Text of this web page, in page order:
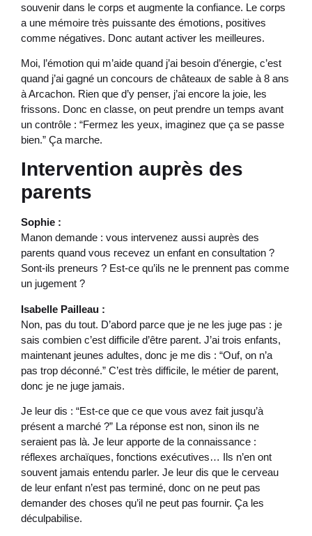
souvenir dans le corps et augmente la confiance. Le corps
a une mémoire très puissante des émotions, positives
comme négatives. Donc autant activer les meilleures.
Moi, l’émotion qui m’aide quand j’ai besoin d’énergie, c’est
quand j’ai gagné un concours de châteaux de sable à 8 ans
à Arcachon. Rien que d’y penser, j’ai encore la joie, les
frissons. Donc en classe, on peut prendre un temps avant
un contrôle : “Fermez les yeux, imaginez que ça se passe
bien.” Ça marche.
Intervention auprès des
parents
Sophie :
Manon demande : vous intervenez aussi auprès des
parents quand vous recevez un enfant en consultation ?
Sont-ils preneurs ? Est-ce qu’ils ne le prennent pas comme
un jugement ?
Isabelle Pailleau :
Non, pas du tout. D’abord parce que je ne les juge pas : je
sais combien c’est difficile d’être parent. J’ai trois enfants,
maintenant jeunes adultes, donc je me dis : “Ouf, on n’a
pas trop déconné.” C’est très difficile, le métier de parent,
donc je ne juge jamais.
Je leur dis : “Est-ce que ce que vous avez fait jusqu’à
présent a marché ?” La réponse est non, sinon ils ne
seraient pas là. Je leur apporte de la connaissance :
réflexes archaïques, fonctions exécutives… Ils n’en ont
souvent jamais entendu parler. Je leur dis que le cerveau
de leur enfant n’est pas terminé, donc on ne peut pas
demander des choses qu’il ne peut pas fournir. Ça les
déculpabilise.